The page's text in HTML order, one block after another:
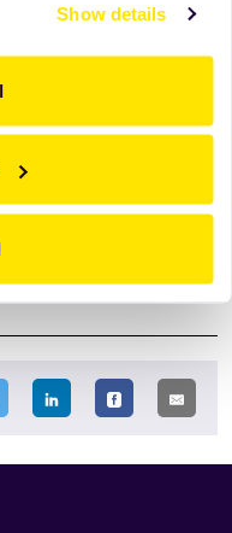
Show details
pomarańczowym.